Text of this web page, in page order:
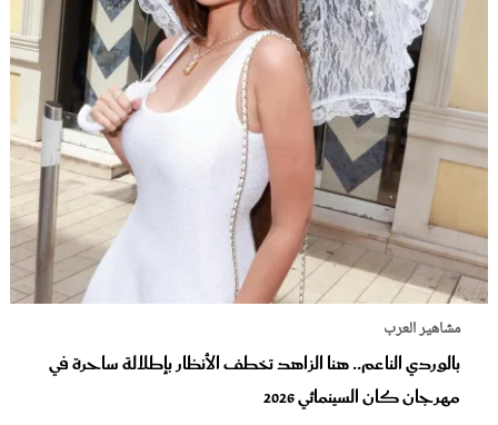
مشاهير العرب
بالوردي الناعم.. هنا الزاهد تخطف الأنظار بإطلالة ساحرة في
مهرجان كان السينمائي 2026